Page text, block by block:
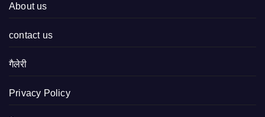
About us
contact us
गैलेरी
Privacy Policy